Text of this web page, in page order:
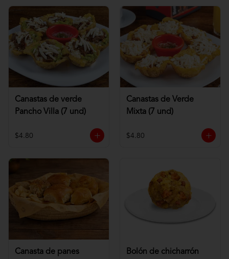
Canastas de verde
Pancho Villa (7 und)
$4.80
Canastas de Verde
Mixta (7 und)
$4.80
Canasta de panes
Bolón de chicharrón